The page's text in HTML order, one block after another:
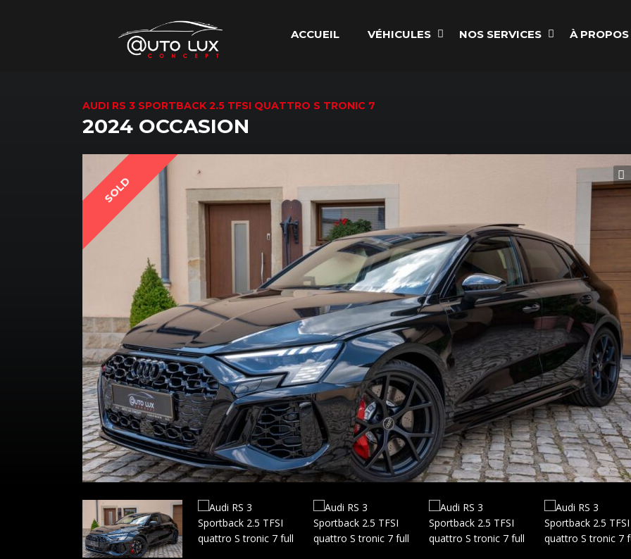
ACCUEIL VÉHICULES NOS SERVICES À PROPOS
AUDI RS 3 SPORTBACK 2.5 TFSI QUATTRO S TRONIC 7
2024 OCCASION
SOLD